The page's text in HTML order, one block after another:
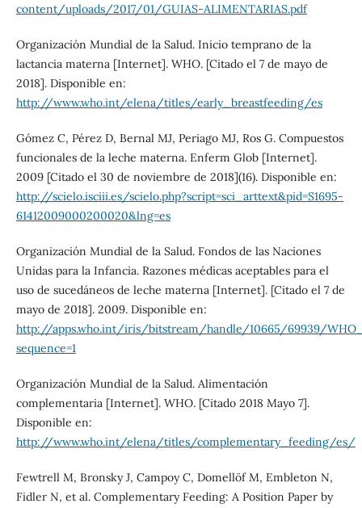
content/uploads/2017/01/GUIAS-ALIMENTARIAS.pdf
Organización Mundial de la Salud. Inicio temprano de la
lactancia materna [Internet]. WHO. [Citado el 7 de mayo de
2018]. Disponible en:
http://www.who.int/elena/titles/early_breastfeeding/es
Gómez C, Pérez D, Bernal MJ, Periago MJ, Ros G. Compuestos
funcionales de la leche materna. Enferm Glob [Internet].
2009 [Citado el 30 de noviembre de 2018](16). Disponible en:
http://scielo.isciii.es/scielo.php?script=sci_arttext&pid=S1695-
61412009000200020&lng=es
Organización Mundial de la Salud. Fondos de las Naciones
Unidas para la Infancia. Razones médicas aceptables para el
uso de sucedáneos de leche materna [Internet]. [Citado el 7 de
mayo de 2018]. 2009. Disponible en:
http://apps.who.int/iris/bitstream/handle/10665/69939/
sequence=1
Organización Mundial de la Salud. Alimentación
complementaria [Internet]. WHO. [Citado 2018 Mayo 7].
Disponible en:
http://www.who.int/elena/titles/complementary_feeding/es/
Fewtrell M, Bronsky J, Campoy C, Domellöf M, Embleton N,
Fidler N, et al. Complementary Feeding: A Position Paper by